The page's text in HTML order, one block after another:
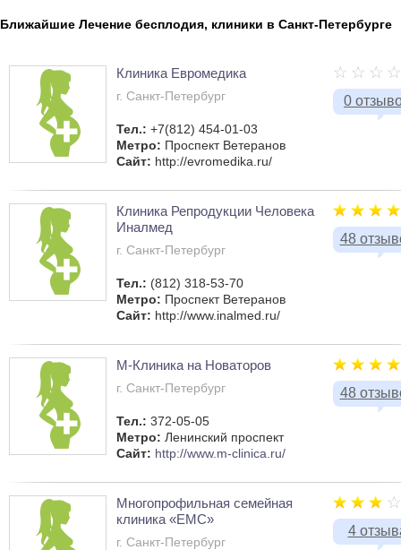
Ближайшие Лечение бесплодия, клиники в Санкт-Петербурге
0
Клиника Евромедика
г. Санкт-Петербург
Тел.: +7(812) 454-01-03
Метро: Проспект Ветеранов
Сайт: http://evromedika.ru/
48
Клиника Репродукции Человека
Иналмед
г. Санкт-Петербург
Тел.: (812) 318-53-70
Метро: Проспект Ветеранов
Сайт: http://www.inalmed.ru/
48
М-Клиника на Новаторов
г. Санкт-Петербург
Тел.: 372-05-05
Метро: Ленинский проспект
Сайт: http://www.m-clinica.ru/
4
Многопрофильная семейная
клиника «ЕМС»
г. Санкт-Петербург